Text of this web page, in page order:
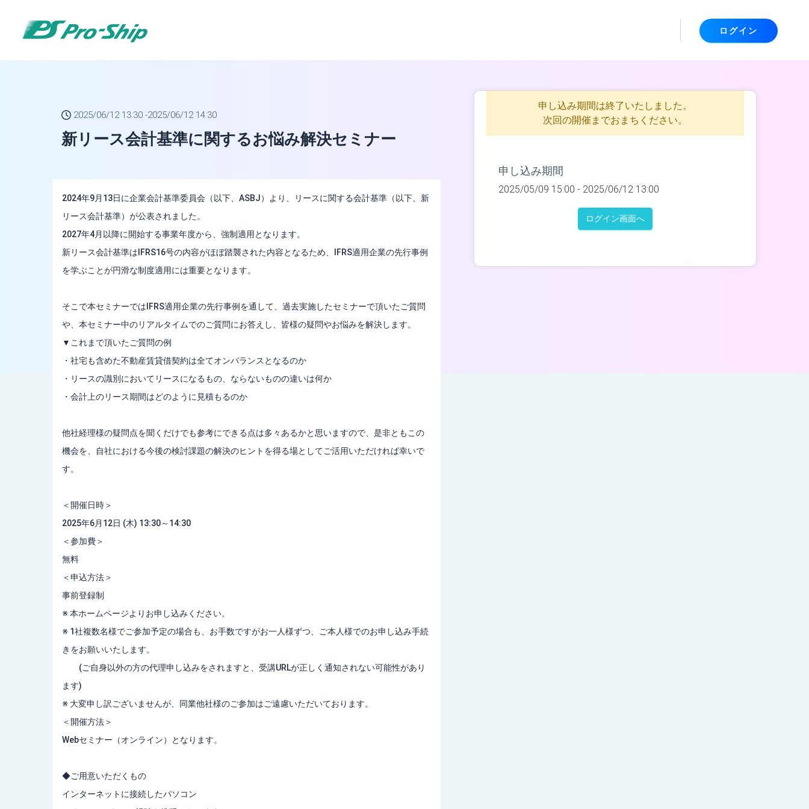
ログイン
2025/06/12 13:30 -2025/06/12 14:30
新リース会計基準に関するお悩み解決セミナー
2024年9月13日に企業会計基準委員会（以下、ASBJ）より、リースに関する会計基準（以下、新
リース会計基準）が公表されました。
2027年4月以降に開始する事業年度から、強制適用となります。
新リース会計基準はIFRS16号の内容がほぼ踏襲された内容となるため、IFRS適用企業の先行事例
を学ぶことが円滑な制度適用には重要となります。
そこで本セミナーではIFRS適用企業の先行事例を通して、過去実施したセミナーで頂いたご質問
や、本セミナー中のリアルタイムでのご質問にお答えし、皆様の疑問やお悩みを解決します。
▼これまで頂いたご質問の例
・社宅も含めた不動産賃貸借契約は全てオンバランスとなるのか
・リースの識別においてリースになるもの、ならないものの違いは何か
・会計上のリース期間はどのように見積もるのか
他社経理様の疑問点を聞くだけでも参考にできる点は多々あるかと思いますので、是非ともこの
機会を、自社における今後の検討課題の解決のヒントを得る場としてご活用いただければ幸いで
す。
＜開催日時＞
2025年6月12日 (木) 13:30～14:30
＜参加費＞
無料
＜申込方法＞
事前登録制
※ 本ホームページよりお申し込みください。
※ 1社複数名様でご参加予定の場合も、お手数ですがお一人様ずつ、ご本人様でのお申し込み手続
きをお願いいたします。
(ご自身以外の方の代理申し込みをされますと、受講URLが正しく通知されない可能性があり
ます)
※ 大変申し訳ございませんが、同業他社様のご参加はご遠慮いただいております。
＜開催方法＞
Webセミナー（オンライン）となります。
◆ご用意いただくもの
インターネットに接続したパソコン
申し込み期間は終了いたしました。
次回の開催までおまちください。
申し込み期間
2025/05/09 15:00 - 2025/06/12 13:00
ログイン画面へ